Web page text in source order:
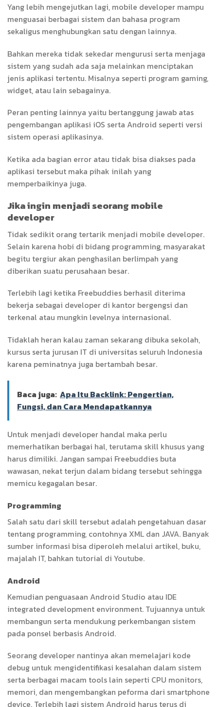
Yang lebih mengejutkan lagi, mobile developer mampu
menguasai berbagai sistem dan bahasa program
sekaligus menghubungkan satu dengan lainnya.
Bahkan mereka tidak sekedar mengurusi serta menjaga
sistem yang sudah ada saja melainkan menciptakan
jenis aplikasi tertentu. Misalnya seperti program gaming,
widget, atau lain sebagainya.
Peran penting lainnya yaitu bertanggung jawab atas
pengembangan aplikasi iOS serta Android seperti versi
sistem operasi aplikasinya.
Ketika ada bagian error atau tidak bisa diakses pada
aplikasi tersebut maka pihak inilah yang
memperbaikinya juga.
Jika ingin menjadi seorang mobile
developer
Tidak sedikit orang tertarik menjadi mobile developer.
Selain karena hobi di bidang programming, masyarakat
begitu tergiur akan penghasilan berlimpah yang
diberikan suatu perusahaan besar.
Terlebih lagi ketika Freebuddies berhasil diterima
bekerja sebagai developer di kantor bergengsi dan
terkenal atau mungkin levelnya internasional.
Tidaklah heran kalau zaman sekarang dibuka sekolah,
kursus serta jurusan IT di universitas seluruh Indonesia
karena peminatnya juga bertambah besar.
Baca juga: Apa Itu Backlink: Pengertian,
Fungsi, dan Cara Mendapatkannya
Untuk menjadi developer handal maka perlu
memerhatikan berbagai hal, terutama skill khusus yang
harus dimiliki. Jangan sampai Freebuddies buta
wawasan, nekat terjun dalam bidang tersebut sehingga
memicu kegagalan besar.
Programming
Salah satu dari skill tersebut adalah pengetahuan dasar
tentang programming, contohnya XML dan JAVA. Banyak
sumber informasi bisa diperoleh melalui artikel, buku,
majalah IT, bahkan tutorial di Youtube.
Android
Kemudian penguasaan Android Studio atau IDE
integrated development environment. Tujuannya untuk
membangun serta mendukung perkembangan sistem
pada ponsel berbasis Android.
Seorang developer nantinya akan memelajari kode
debug untuk mengidentifikasi kesalahan dalam sistem
serta berbagai macam tools lain seperti CPU monitors,
memori, dan mengembangkan peforma dari smartphone
device. Terlebih lagi sistem Android harus terus di